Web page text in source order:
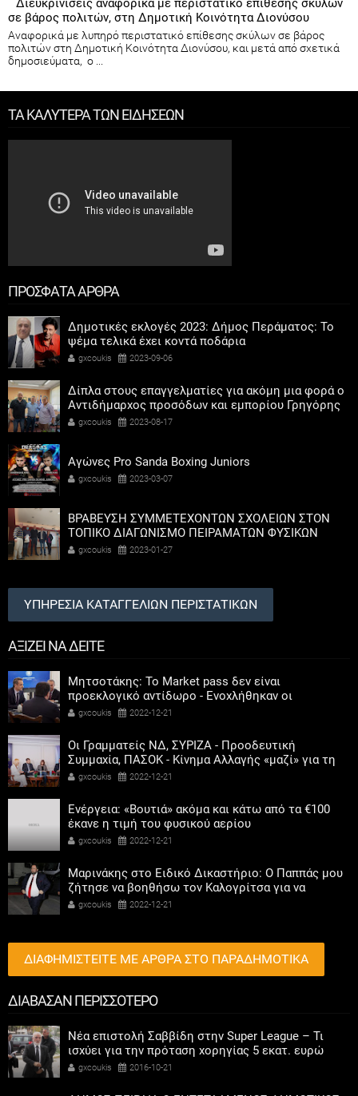
Διευκρινίσεις αναφορικά με περιστατικό επίθεσης σκύλων
σε βάρος πολιτών, στη Δημοτική Κοινότητα Διονύσου
Αναφορικά με λυπηρό περιστατικό επίθεσης σκύλων σε βάρος
πολιτών στη Δημοτική Κοινότητα Διονύσου, και μετά από σχετικά
δημοσιεύματα, ο ...
ΤΑ ΚΑΛΥΤΕΡΑ ΤΩΝ ΕΙΔΗΣΕΩΝ
ΠΡΟΣΦΑΤΑ ΑΡΘΡΑ
Δημοτικές εκλογές 2023: Δήμος Περάματος: Το
ψέμα τελικά έχει κοντά ποδάρια
gxcoukis 2023-09-06
Δίπλα στους επαγγελματίες για ακόμη μια φορά ο
Αντιδήμαρχος προσόδων και εμπορίου Γρηγόρης
Καψοκόλης
gxcoukis 2023-08-17
Αγώνες Pro Sanda Boxing Juniors
gxcoukis 2023-03-07
ΒΡΑΒΕΥΣΗ ΣΥΜΜΕΤΕΧΟΝΤΩΝ ΣΧΟΛΕΙΩΝ ΣΤΟΝ
ΤΟΠΙΚΟ ΔΙΑΓΩΝΙΣΜΟ ΠΕΙΡΑΜΑΤΩΝ ΦΥΣΙΚΩΝ
ΕΠΙΣΤΗΜΩΝ
gxcoukis 2023-01-27
ΥΠΗΡΕΣΙΑ ΚΑΤΑΓΓΕΛΙΩΝ ΠΕΡΙΣΤΑΤΙΚΩΝ
ΑΞΙΖΕΙ ΝΑ ΔΕΙΤΕ
Μητσοτάκης: Το Market pass δεν είναι
προεκλογικό αντίδωρο - Ενοχλήθηκαν οι
αριστεροί του χαβιαριού
gxcoukis 2022-12-21
Οι Γραμματείς ΝΔ, ΣΥΡΙΖΑ - Προοδευτική
Συμμαχία, ΠΑΣΟΚ - Κίνημα Αλλαγής «μαζί» για τη
συμμετοχή των γυναικών στην πολιτική
gxcoukis 2022-12-21
Ενέργεια: «Βουτιά» ακόμα και κάτω από τα €100
έκανε η τιμή του φυσικού αερίου
gxcoukis 2022-12-21
Μαρινάκης στο Ειδικό Δικαστήριο: Ο Παππάς μου
ζήτησε να βοηθήσω τον Καλογρίτσα για να
αποκτήσει σταθμό ο ΣΥΡΙΖΑ
gxcoukis 2022-12-21
ΔΙΑΦΗΜΙΣΤΕΙΤΕ ΜΕ ΑΡΘΡΑ ΣΤΟ ΠΑΡΑΔΗΜΟΤΙΚΑ
ΔΙΑΒΑΣΑΝ ΠΕΡΙΣΣΟΤΕΡΟ
Νέα επιστολή Σαββίδη στην Super League – Τι
ισχύει για την πρόταση χορηγίας 5 εκατ. ευρώ
gxcoukis 2016-10-21